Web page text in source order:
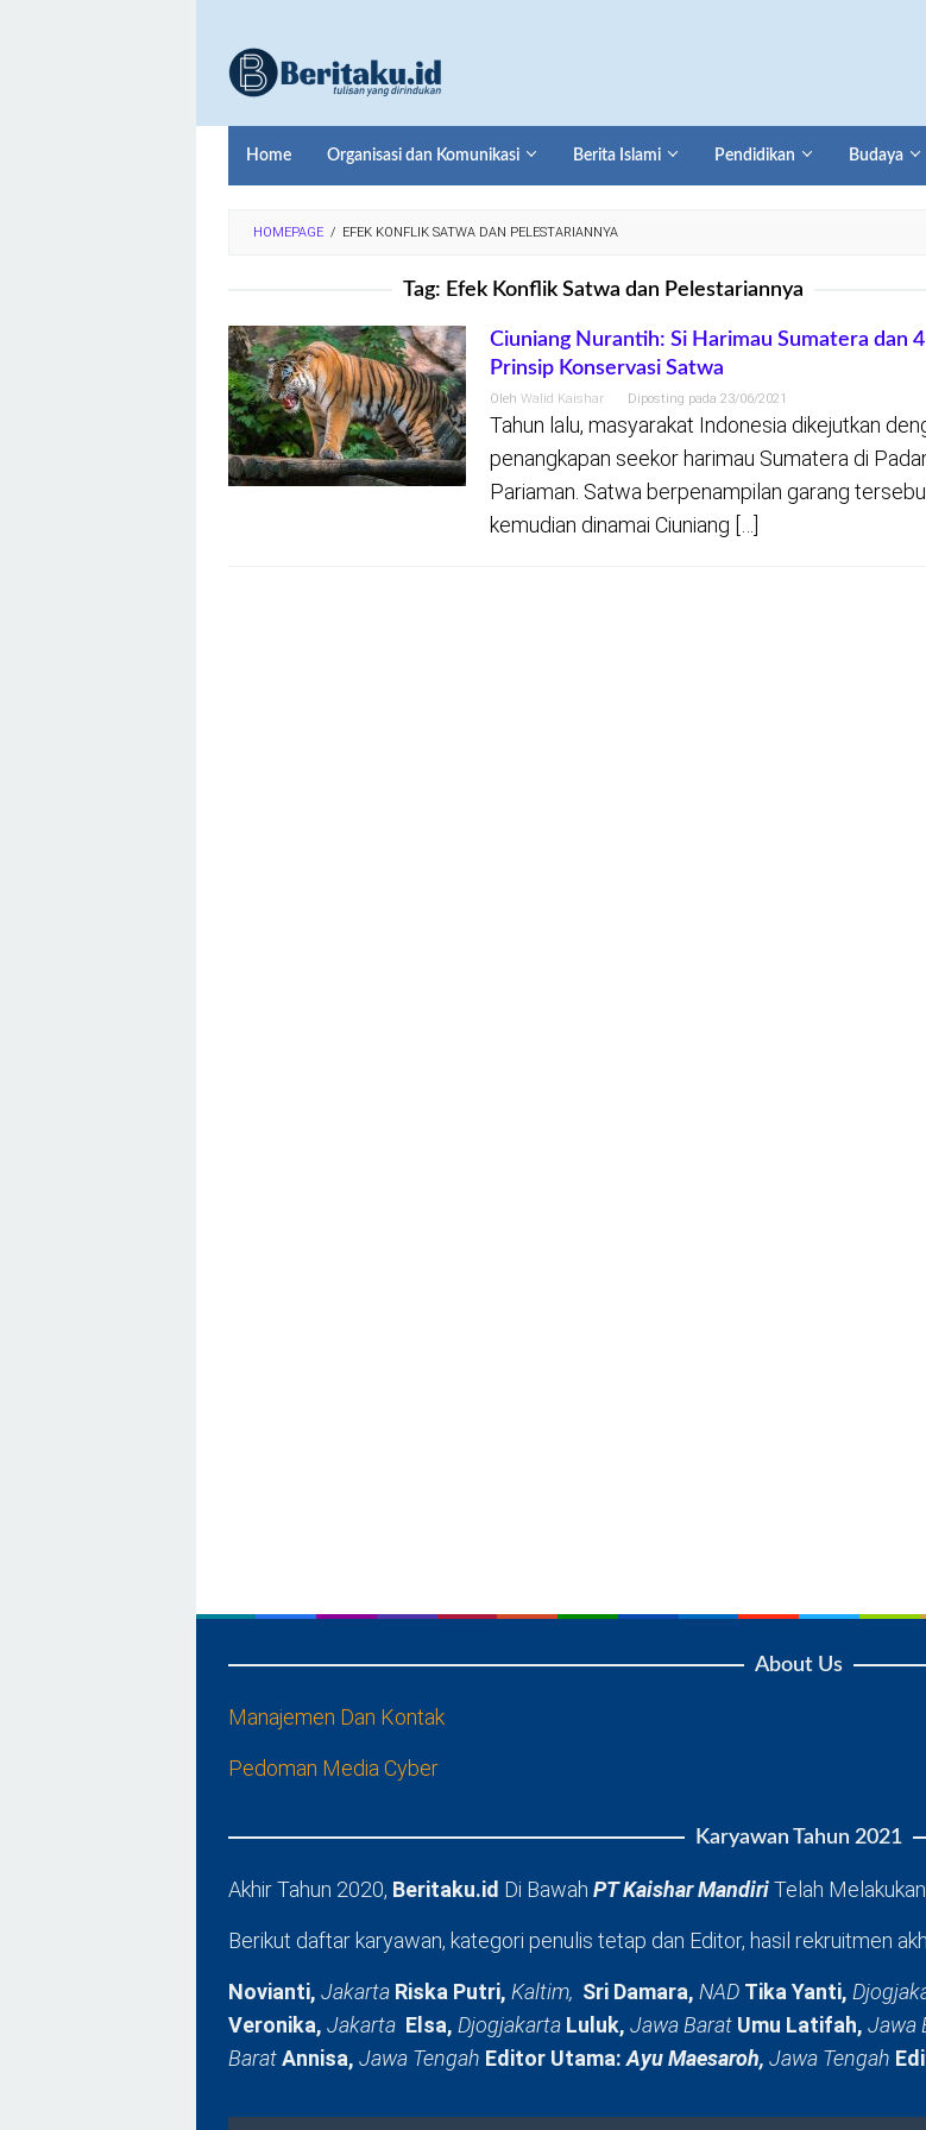
konten
Home Organisasi dan Komunikasi Berita Islami Pendidikan Budaya
HOMEPAGE / EFEK KONFLIK SATWA DAN PELESTARIANNYA
Tag: Efek Konflik Satwa dan Pelestariannya
Ciuniang Nurantih: Si Harimau Sumatera dan 4
Prinsip Konservasi Satwa
Oleh Walid Kaishar Diposting pada 23/06/2021
Tahun lalu, masyarakat Indonesia dikejutkan
penangkapan seekor harimau Sumatera di
Pariaman. Satwa berpenampilan garang
kemudian dinamai Ciuniang […]
About Us
Manajemen Dan Kontak
Pedoman Media Cyber
Karyawan Tahun 2021
Akhir Tahun 2020, Beritaku.id Di Bawah PT Kaishar MandiriTelah
Berikut daftar karyawan, kategori penulis tetap dan Editor, hasil rekruitmen
Novianti, Jakarta Riska Putri, Kaltim, Sri Damara, NAD Tika Yanti,
Veronika, Jakarta Elsa, Djogjakarta Luluk, Jawa Barat Umu Latifah, Jawa
BaratAnnisa, Jawa Tengah Editor Utama:Ayu Maesaroh, Jawa Tengah